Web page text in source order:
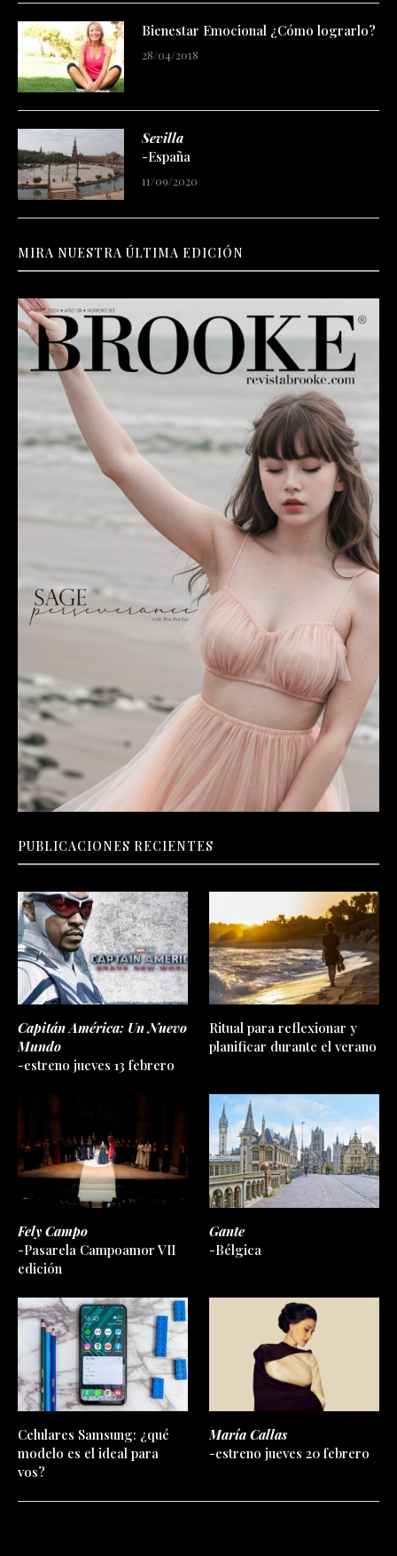
Bienestar Emocional ¿Cómo lograrlo?
28/04/2018
Sevilla
-España
11/09/2020
MIRA NUESTRA ÚLTIMA EDICIÓN
PUBLICACIONES RECIENTES
Capitán América: Un Nuevo
Mundo
-estreno jueves 13 febrero
Ritual para reflexionar y
planificar durante el verano
Fely Campo
-Pasarela Campoamor VII
edición
Gante
-Bélgica
Celulares Samsung: ¿qué
modelo es el ideal para
vos?
María Callas
-estreno jueves 20 febrero